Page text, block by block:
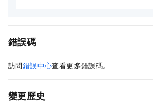
錯誤碼
訪問錯誤中心查看更多錯誤碼。
變更歷史